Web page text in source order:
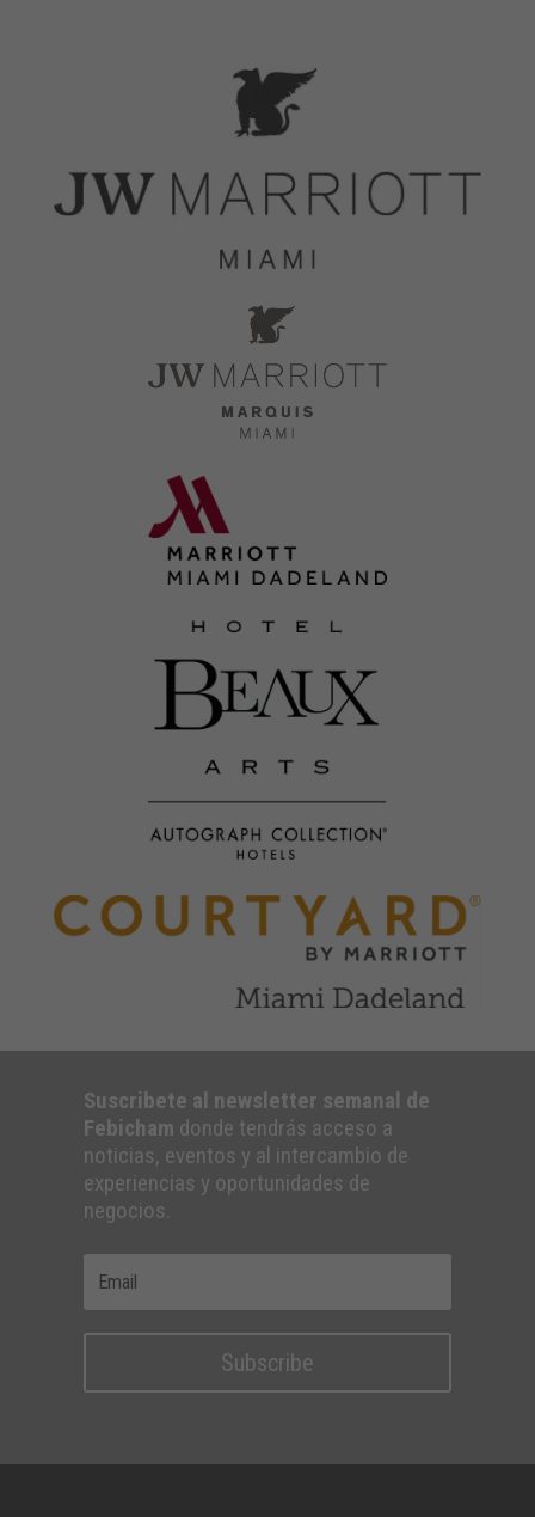
Suscribete al newsletter semanal de
Febicham donde tendrás acceso a
noticias, eventos y al intercambio de
experiencias y oportunidades de
negocios.
Subscribe